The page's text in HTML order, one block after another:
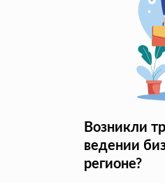
Возникли
ведении
регионе?